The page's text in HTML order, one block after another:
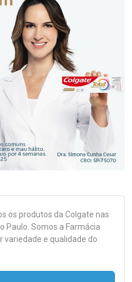
os produtos da Colgate nas
Paulo. Somos a Farmácia
variedade e qualidade do